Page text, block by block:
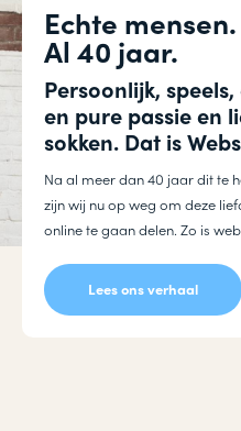
Echte mensen.
Al 40 jaar.
Persoonlijk,
en pure passie en
sokken. Dat is
Na al meer dan 40 jaar dit te
zijn wij nu op weg om deze
online te gaan delen. Zo is
Lees ons verhaal